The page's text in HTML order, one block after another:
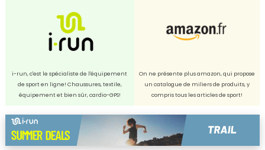
i-run, c'est le spécialiste de l'équipement
de sport en ligne! Chaussures, textile,
équipement et bien sûr, cardio-GPS!
On ne présente plus amazon, qui propose
un catalogue de miliers de produits, y
compris tous les articles de sport!